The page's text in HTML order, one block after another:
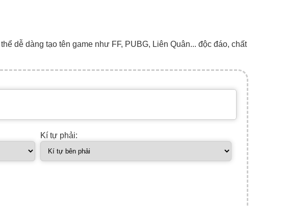
dễ dàng tạo tên game như FF, PUBG, Liên Quân... độc đáo, chất
Kí tự phải: